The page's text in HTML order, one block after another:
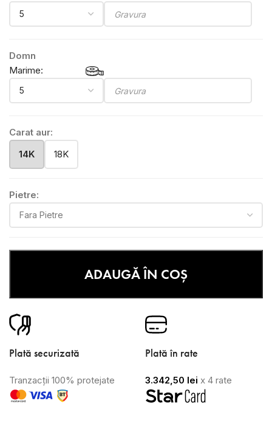
Domn
Marime:
Carat aur:
14K
18K
Pietre:
ADAUGĂ ÎN COȘ
Plată securizată
Tranzacții 100% protejate
Plată în rate
3.342,50 lei x 4 rate